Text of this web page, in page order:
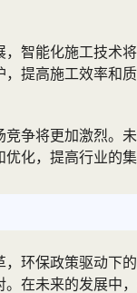
智能化施工技术
提高施工效率和质
争将更加激烈。
化，提高行业的集
环保政策驱动下
在未来的发展中